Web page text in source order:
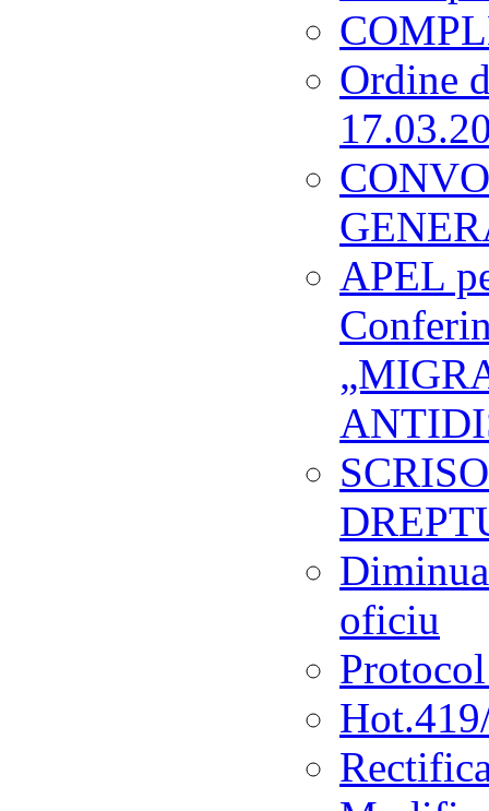
Ordine
APEL
oficiu